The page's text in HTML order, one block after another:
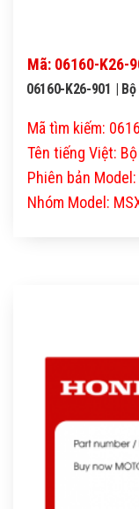
Mã: 06160-K26-
06160-K26-901 | Bộ
Mã tìm kiếm:
Tên tiếng Việt:
Phiên bản
Nhóm Model: